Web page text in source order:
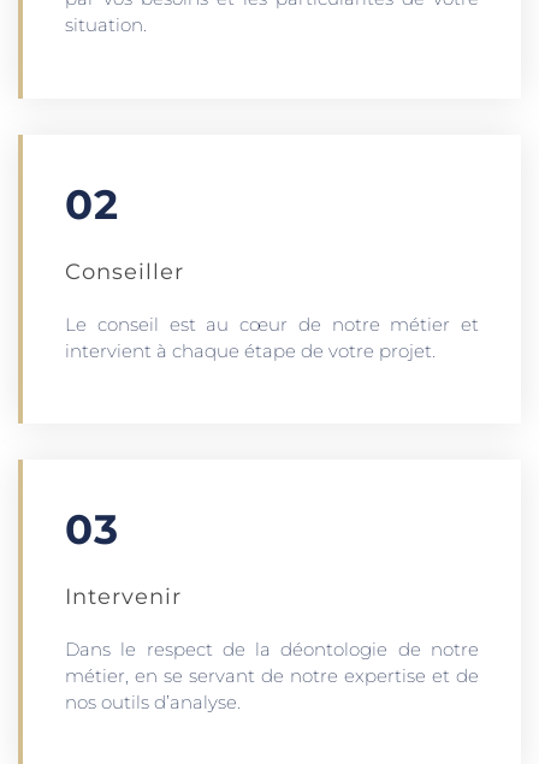
situation.
02
Conseiller
Le conseil est au cœur de notre métier et
intervient à chaque étape de votre projet.
03
Intervenir
Dans le respect de la déontologie de notre
métier, en se servant de notre expertise et de
nos outils d’analyse.